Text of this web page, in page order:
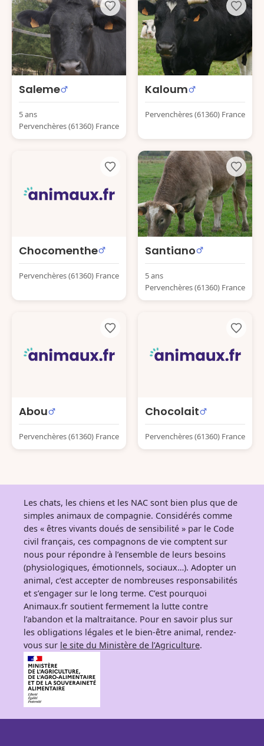
Saleme
5 ans
Pervenchères (61360) France
Kaloum
Pervenchères (61360) France
Chocomenthe
Pervenchères (61360) France
Santiano
5 ans
Pervenchères (61360) France
Abou
Pervenchères (61360) France
Chocolait
Pervenchères (61360) France
Les chats, les chiens et les NAC sont bien plus que de
simples animaux de compagnie. Considérés comme
des « êtres vivants doués de sensibilité » par le Code
civil français, ces compagnons de vie comptent sur
nous pour répondre à l’ensemble de leurs besoins
(physiologiques, émotionnels, sociaux…). Adopter un
animal, c’est accepter de nombreuses responsabilités
et s’engager sur le long terme. C’est pourquoi
Animaux.fr soutient fermement la lutte contre
l’abandon et la maltraitance. Pour en savoir plus sur
les obligations légales et le bien-être animal, rendez-
vous sur le site du Ministère de l’Agriculture.